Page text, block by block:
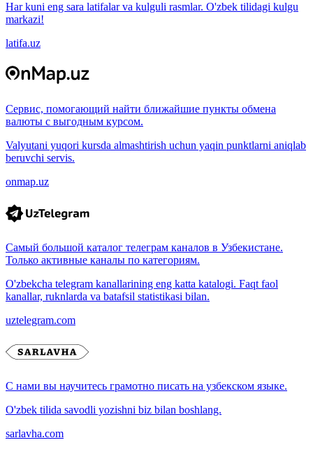
Har kuni eng sara latifalar va kulguli rasmlar. O'zbek tilidagi kulgu
markazi!
latifa.uz
Сервис, помогающий найти ближайшие пункты обмена
валюты с выгодным курсом.
Valyutani yuqori kursda almashtirish uchun yaqin punktlarni aniqlab
beruvchi servis.
onmap.uz
Самый большой каталог телеграм каналов в Узбекистане.
Только активные каналы по категориям.
O'zbekcha telegram kanallarining eng katta katalogi. Faqt faol
kanallar, ruknlarda va batafsil statistikasi bilan.
uztelegram.com
С нами вы научитесь грамотно писать на узбекском языке.
O'zbek tilida savodli yozishni biz bilan boshlang.
sarlavha.com